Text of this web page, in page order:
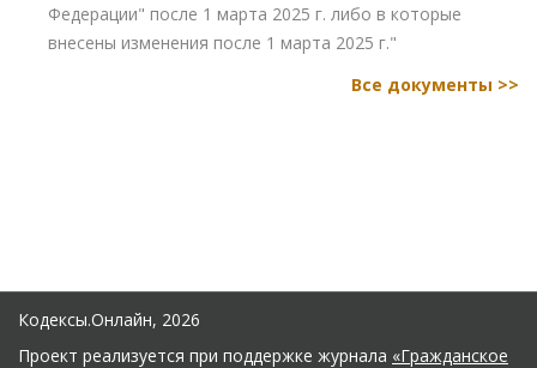
Федерации" после 1 марта 2025 г. либо в которые
внесены изменения после 1 марта 2025 г."
Все документы >>
Кодексы.Онлайн, 2026
Проект реализуется при поддержке журнала «Гражданское